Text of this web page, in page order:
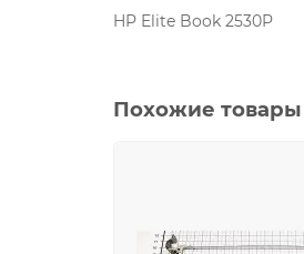
HP Elite Book 2530P
Похожие товары